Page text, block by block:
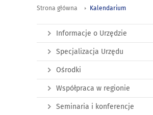
Strona główna Kalendarium
Informacje o Urzędzie
Specjalizacja Urzędu
Ośrodki
Współpraca w regionie
Seminaria i konferencje